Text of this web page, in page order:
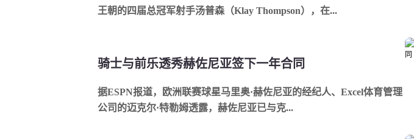
王朝的四届总冠军射手汤普森（Klay Thompson），在...
骑士与前乐透秀赫佐尼亚签下一年合同
据ESPN报道，欧洲联赛球星马里奥·赫佐尼亚的经纪人、Excel体育管理
公司的迈克尔·特勒姆透露，赫佐尼亚已与克...